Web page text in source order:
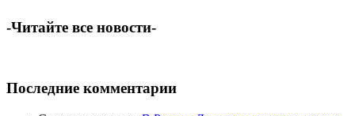
-Читайте все новости-
Последние комментарии